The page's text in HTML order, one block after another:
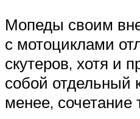
Мопеды своим
с мотоциклами
скутеров, хотя и
собой отдельный
менее, сочетание